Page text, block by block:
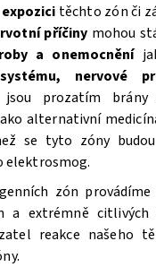
těchto zón či
příčiny mohou
a onemocnění
nervové
jsou prozatím brány
alternativní
se tyto zóny
elektrosmog.
zón
a extrémně
reakce našeho